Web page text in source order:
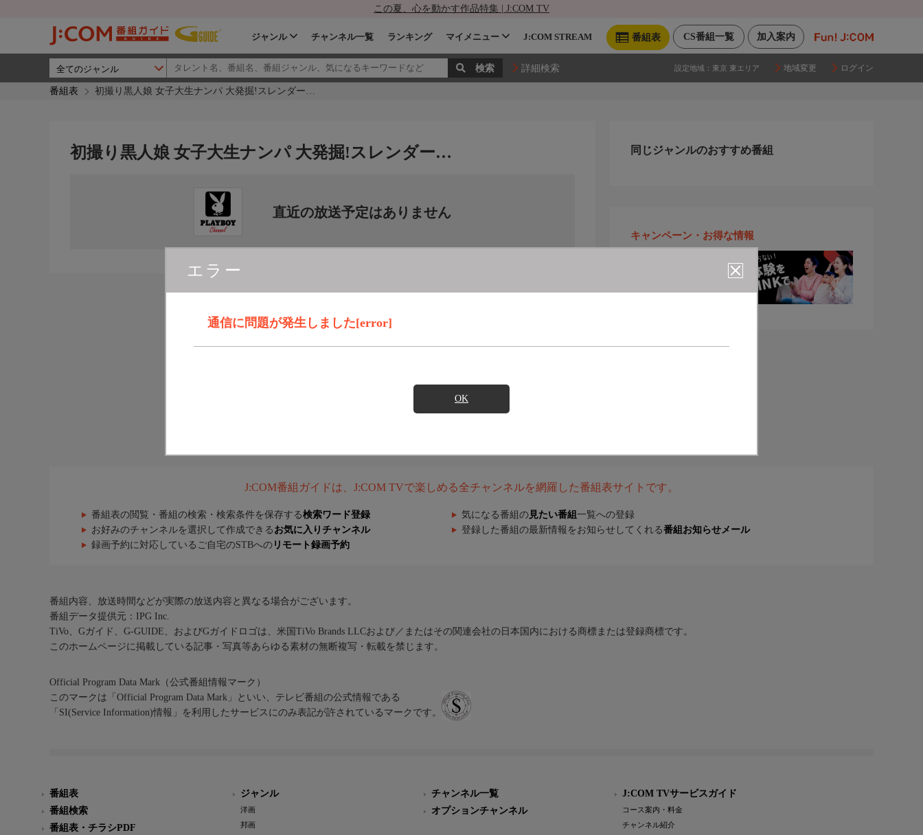
この夏、心を動かす作品特集 | J:COM TV
加入案内
CS番組一覧
番組表
ジャンル チャンネル一覧 ランキング マイメニュー J:COM STREAM
詳細検索 設定地域： 東京 東エリア 地域変更 ログイン
番組表 初撮り黒人娘 女子大生ナンパ 大発掘!スレンダー…
エラー
通信に問題が発生しました[error]
OK
初撮り黒人娘 女子大生ナンパ 大発掘!スレンダー…
直近の放送予定はありません
同じジャンルのおすすめ番組
キャンペーン・お得な情報
J:COM番組ガイドは、J:COM TVで楽しめる全チャンネルを網羅した番組表サイトです。
番組表の閲覧・番組の検索・検索条件を保存する検索ワード登録 気になる番組の 見たい番組 一覧への登録
お好みのチャンネルを選択して作成できる お気に入りチャンネル 登録した番組の最新情報をお知らせしてくれる番組お知らせメール
録画予約に対応しているご自宅のSTBへの リモート録画予約
番組内容、放送時間などが実際の放送内容と異なる場合がございます。
番組データ提供元：IPG Inc.
TiVo、Gガイド、G-GUIDE、およびGガイドロゴは、米国TiVo Brands LLCおよび／またはその関連会社の日本国内における商標または登録商標です。
このホームページに掲載している記事・写真等あらゆる素材の無断複写・転載を禁じます。
Official Program Data Mark（公式番組情報マーク）
このマークは「Official Program Data Mark」といい、テレビ番組の公式情報である
「SI(Service Information)情報」を利用したサービスにのみ表記が許されているマークです。
番組表
番組検索
番組表・チラシPDF
ジャンル
洋画
邦画
チャンネル一覧
オプションチャンネル
J:COM TVサービスガイド
コース案内・料金
チャンネル紹介